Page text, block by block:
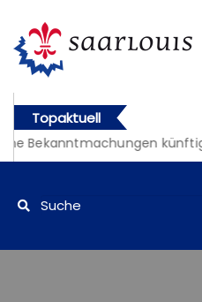
Topaktuell
Bekanntmachungen künftig